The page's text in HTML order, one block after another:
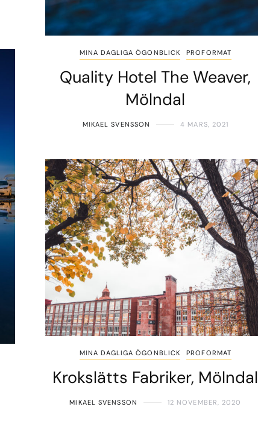
MINA DAGLIGA ÖGONBLICK PROFORMAT
Quality Hotel The Weaver,
Mölndal
MIKAEL SVENSSON 4 MARS, 2021
MINA DAGLIGA ÖGONBLICK PROFORMAT
Krokslätts Fabriker, Mölndal
MIKAEL SVENSSON 12 NOVEMBER, 2020